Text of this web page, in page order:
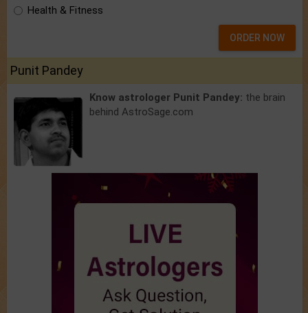
Health & Fitness
ORDER NOW
Punit Pandey
Know astrologer Punit Pandey: the brain
behind AstroSage.com